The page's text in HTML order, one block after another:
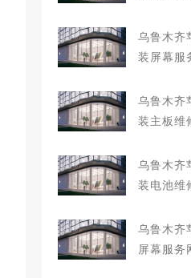
乌鲁木齐
装屏幕服
乌鲁木齐
装主板维
乌鲁木齐
装电池维
乌鲁木齐
屏幕服务